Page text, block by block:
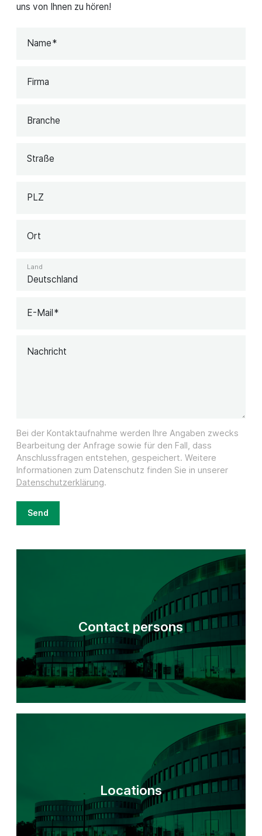
uns von Ihnen zu hören!
Name
Firma
Branche
Straße
PLZ
Ort
Land
E-Mail
Nachricht
Bei der Kontaktaufnahme werden Ihre Angaben zwecks
Bearbeitung der Anfrage sowie für den Fall, dass
Anschlussfragen entstehen, gespeichert. Weitere
Informationen zum Datenschutz finden Sie in unserer
Datenschutzerklärung.
Send
Contact persons
Locations